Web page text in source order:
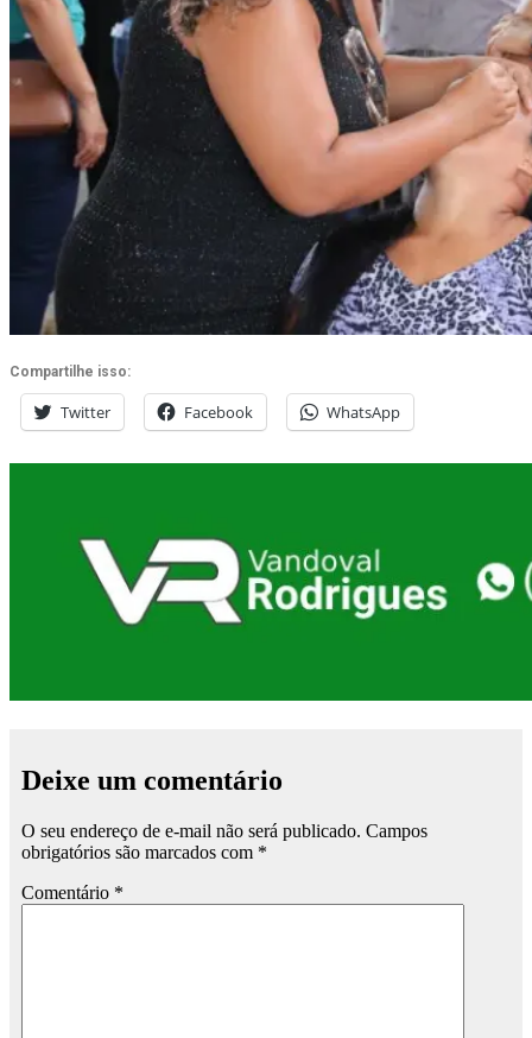
Compartilhe isso:
Twitter Facebook WhatsApp
Deixe um comentário
O seu endereço de e-mail não será publicado. Campos
obrigatórios são marcados com *
Comentário *